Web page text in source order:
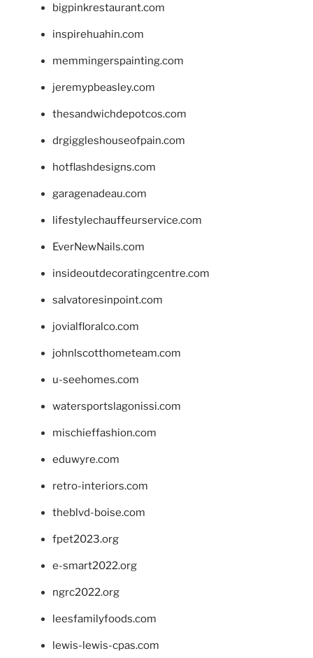
bigpinkrestaurant.com
inspirehuahin.com
memmingerspainting.com
jeremypbeasley.com
thesandwichdepotcos.com
drgiggleshouseofpain.com
hotflashdesigns.com
garagenadeau.com
lifestylechauffeurservice.com
EverNewNails.com
insideoutdecoratingcentre.com
salvatoresinpoint.com
jovialfloralco.com
johnlscotthometeam.com
u-seehomes.com
watersportslagonissi.com
mischieffashion.com
eduwyre.com
retro-interiors.com
theblvd-boise.com
fpet2023.org
e-smart2022.org
ngrc2022.org
leesfamilyfoods.com
lewis-lewis-cpas.com